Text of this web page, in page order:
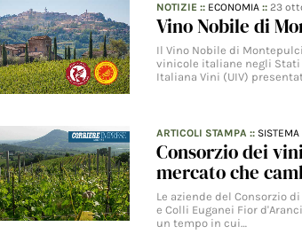
NOTIZIE :: ECONOMIA ::23
Vino Nobile di
Il Vino Nobile di
vinicole italiane negli Stati
Italiana Vini (UIV)
ARTICOLI STAMPA :: SISTEMA
Consorzio dei
mercato che
Le aziende del Consorzio
e Colli Euganei Fior
un tempo in cui…